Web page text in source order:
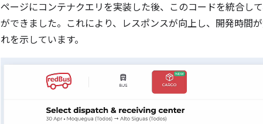
ページにコンテナクエリを実装した後、このコードを統合し
ができました。これにより、レスポンスが向上し、開発時間
れを示しています。